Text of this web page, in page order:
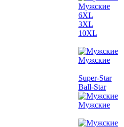
Мужские
6XL
3XL
10XL
Мужские
Super-Star
Ball-Star
Мужские